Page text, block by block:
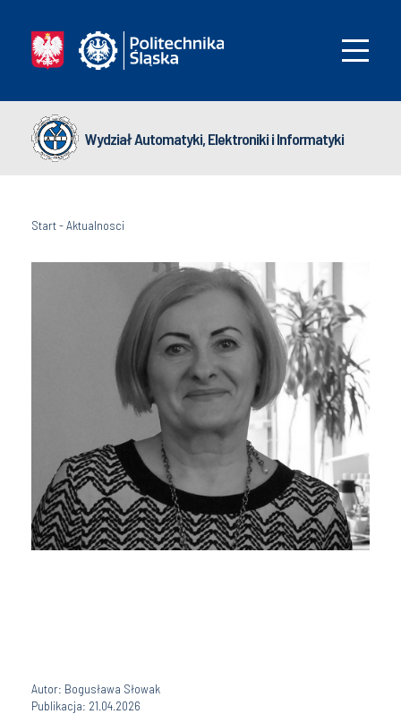
Wydział Automatyki, Elektroniki i Informatyki
Start-Aktualnosci
Autor: Bogusława Słowak
Publikacja: 21.04.2026